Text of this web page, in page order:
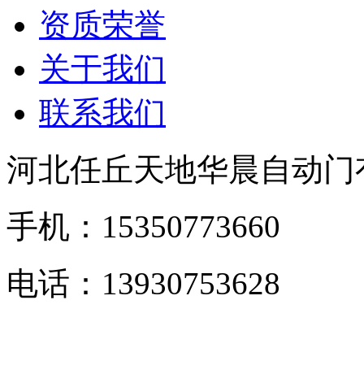
资质荣誉
关于我们
联系我们
河北任丘天地华晨自动
手机：15350773660
电话：13930753628